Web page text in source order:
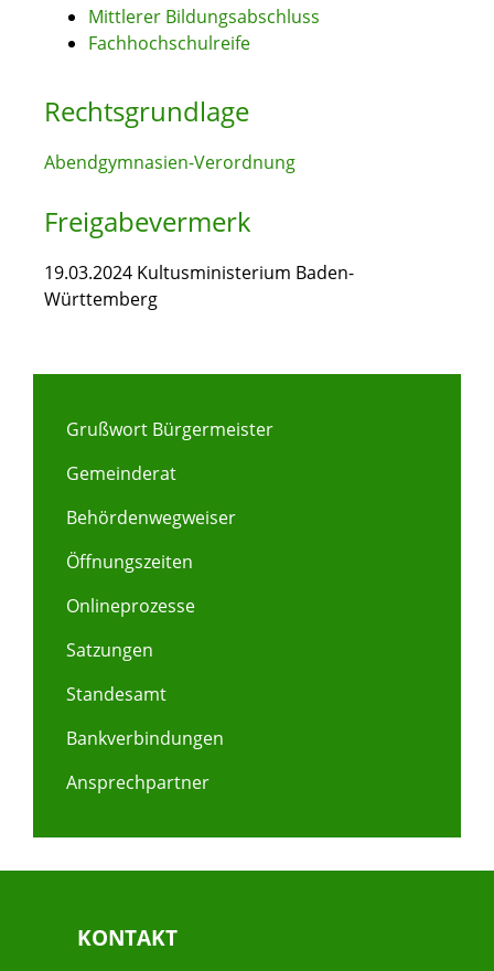
Mittlerer Bildungsabschluss
Fachhochschulreife
Rechtsgrundlage
Abendgymnasien-Verordnung
Freigabevermerk
19.03.2024 Kultusministerium Baden-
Württemberg
Grußwort Bürgermeister
Gemeinderat
Behördenwegweiser
Öffnungszeiten
Onlineprozesse
Satzungen
Standesamt
Bankverbindungen
Ansprechpartner
KONTAKT